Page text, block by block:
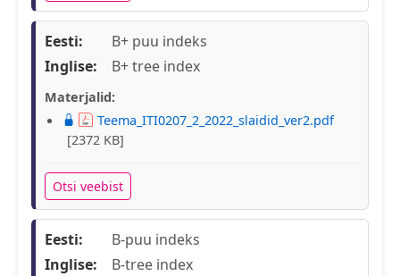
Eesti:
B+ puu indeks
Inglise:
B+ tree index
Materjalid:
Teema_ITI0207_2_2022_slaidid_ver2.pdf
[2372 KB]
Otsi veebist
Eesti:
B-puu indeks
Inglise:
B-tree index